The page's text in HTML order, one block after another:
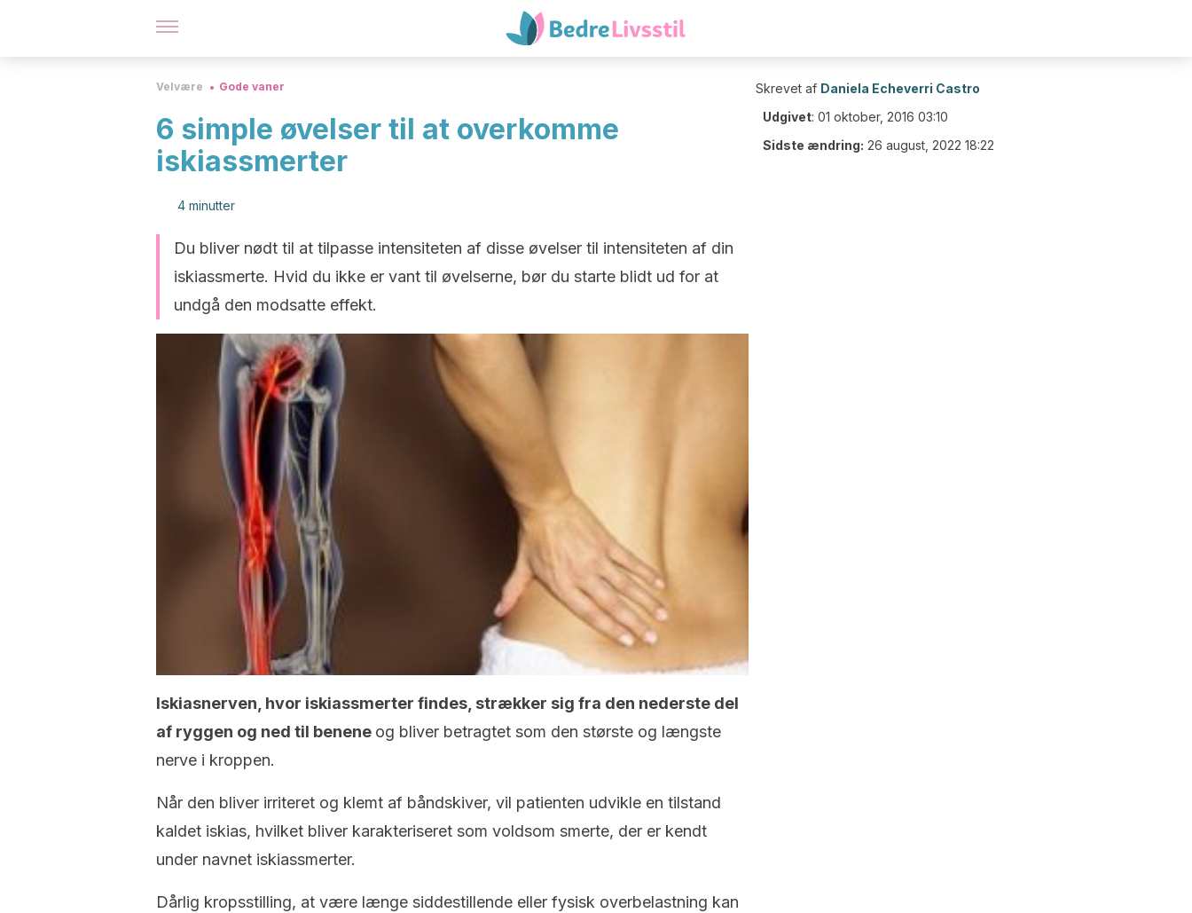
Velvære Gode vaner
6 simple øvelser til at overkomme
iskiassmerter
4 minutter
Du bliver nødt til at tilpasse intensiteten af disse øvelser til intensiteten af din
iskiassmerte. Hvid du ikke er vant til øvelserne, bør du starte blidt ud for at
undgå den modsatte effekt.
Iskiasnerven, hvor iskiassmerter findes, strækker sig fra den nederste del
af ryggen og ned til benene og bliver betragtet som den største og længste
nerve i kroppen.
Når den bliver irriteret og klemt af båndskiver, vil patienten udvikle en tilstand
kaldet iskias, hvilket bliver karakteriseret som voldsom smerte, der er kendt
under navnet iskiassmerter.
Dårlig kropsstilling, at være længe siddestillende eller fysisk overbelastning kan
Skrevet af Daniela Echeverri Castro
Udgivet: 01 oktober, 2016 03:10
Sidste ændring: 26 august, 2022 18:22